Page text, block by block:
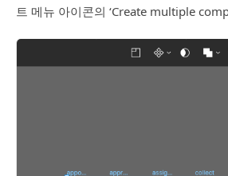
트 메뉴 아이콘의 ‘Create multiple